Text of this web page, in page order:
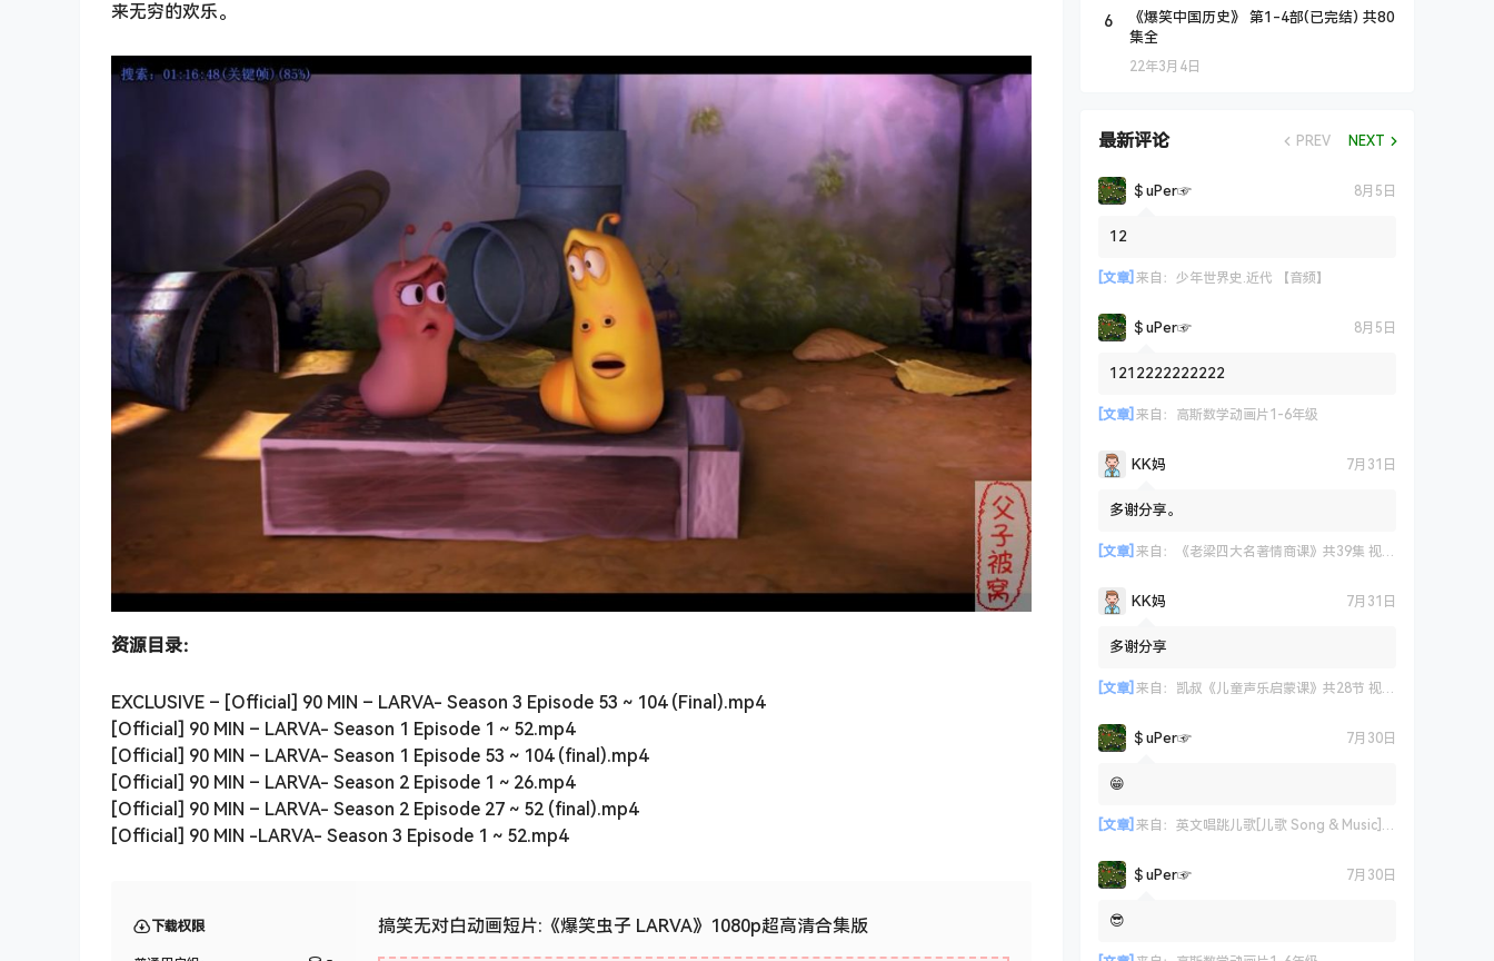
来无穷的欢乐。
资源目录：
EXCLUSIVE – [Official] 90 MIN – LARVA- Season 3 Episode 53 ~ 104 (Final).mp4
[Official] 90 MIN – LARVA- Season 1 Episode 1 ~ 52.mp4
[Official] 90 MIN – LARVA- Season 1 Episode 53 ~ 104 (final).mp4
[Official] 90 MIN – LARVA- Season 2 Episode 1 ~ 26.mp4
[Official] 90 MIN – LARVA- Season 2 Episode 27 ~ 52 (final).mp4
[Official] 90 MIN -LARVA- Season 3 Episode 1 ~ 52.mp4
下载权限 搞笑无对白动画短片:《爆笑虫子 LARVA》1080p超高清合集版
6
《爆笑中国历史》 第1-4部(已完结) 共80
集全
22年3月4日
最新评论 PREV NEXT
＄uΡer☞ 8月5日
12
[文章] 来自： 少年世界史.近代 【音频】
＄uΡer☞ 8月5日
1212222222222
[文章] 来自： 高斯数学动画片1-6年级
KK妈 7月31日
多谢分享。
[文章] 来自： 《老梁四大名著情商课》共39集 视频课程
KK妈 7月31日
多谢分享
[文章] 来自： 凯叔《儿童声乐启蒙课》共28节 视频课程
＄uΡer☞ 7月30日
😁
[文章] 来自： 英文唱跳儿歌[儿歌 Song & Music] 艾米咕噜
＄uΡer☞ 7月30日
😎